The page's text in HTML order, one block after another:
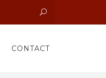
CONTACT